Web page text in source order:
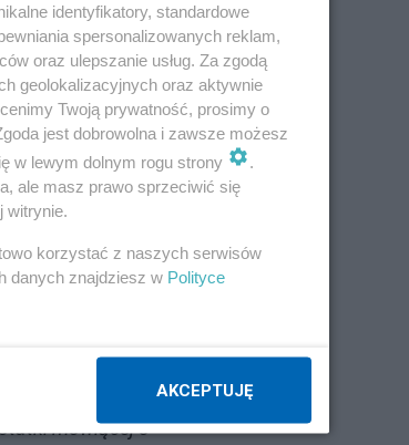
10/04! -
mówiącej o
identyfikatory, standardowe
spersonalizowanych reklam,
oraz ulepszanie usług. Za zgodą
geolokalizacyjnych oraz aktywnie
Twoją prywatność, prosimy o
jest dobrowolna i zawsze możesz
w lewym dolnym rogu strony
.
ale masz prawo sprzeciwić się
witrynie.
korzystać z naszych serwisów
danych znajdziesz w Polityce
AKCEPTUJĘ